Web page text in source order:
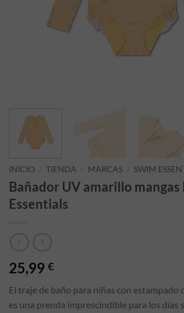
INICIO / TIENDA / MARCAS / SWIM
Bañador UV amarillo mangas
Essentials
25,99 €
El traje de baño para niñas con estampado
es una prenda imprescindible para los días